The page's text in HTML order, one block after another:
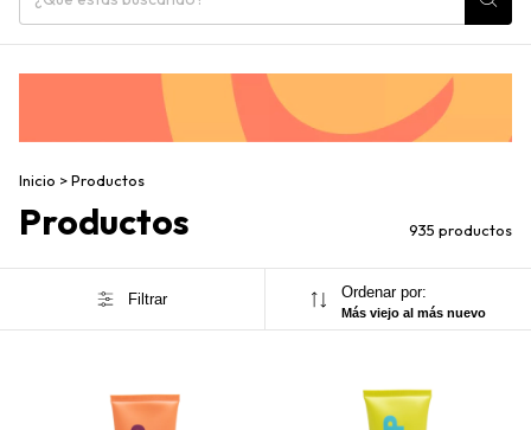
Inicio >Productos
Productos 935 productos
Filtrar Ordenar por:
Más viejo al más nuevo